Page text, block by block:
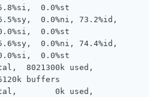
0.0%st
0.0%ni, 73.2%id,
0.0%st
0.0%ni, 74.4%id,
0.0%st
8021300k used,
buffers
0k used,